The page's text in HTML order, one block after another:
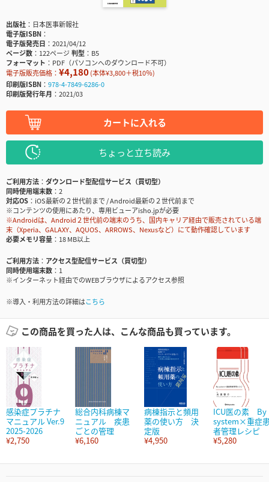
出版社
日本医事新報社
電子版ISBN
電子版発売日
2021/04/12
ページ数
122ページ判型
B5
フォーマット
PDF（パソコンへのダウンロード不可）
電子版販売価格： ¥4,180(本体¥3,800＋税10％)
印刷版ISBN
978-4-7849-6286-0
印刷版発行年月
2021/03
カートに入れる
ちょっと立ち読み
ご利用方法
ダウンロード型配信サービス（買切型）
同時使用端末数
2
対応OS
iOS最新の２世代前まで / Android最新の２世代前まで
※コンテンツの使用にあたり、専用ビューアisho.jpが必要
※Androidは、Android２世代前の端末のうち、国内キャリア経由で販売されている端
末（Xperia、GALAXY、AQUOS、ARROWS、Nexusなど）にて動作確認しています
必要メモリ容量
18 MB以上
ご利用方法
アクセス型配信サービス（買切型）
同時使用端末数
1
※インターネット経由でのWEBブラウザによるアクセス参照
※導入・利用方法の詳細はこちら
この商品を買った人は、こんな商品も買っています。
感染症プラチナ
マニュアル Ver.9
2025-2026
¥2,750
総合内科病棟マ
ニュアル 疾患
ごとの管理
¥6,160
病棟指示と頻用
薬の使い方 決
定版
¥4,950
ICU医の素 By
system×重症
者管理レシピ
¥5,280